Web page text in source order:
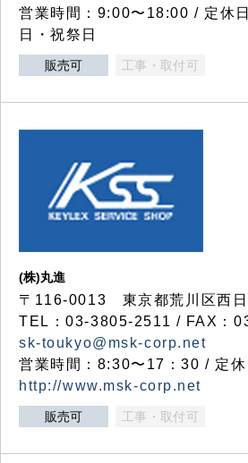
営業時間：9:00〜18:00 / 定休
日・祝祭日
販売可 工事・取付可
(株)丸進
〒116-0013 東京都荒川区西
TEL：03-3805-2511 / FAX：
sk-toukyo@msk-corp.net
営業時間：8:30〜17：30 / 定
http://www.msk-corp.net
販売可 工事・取付可